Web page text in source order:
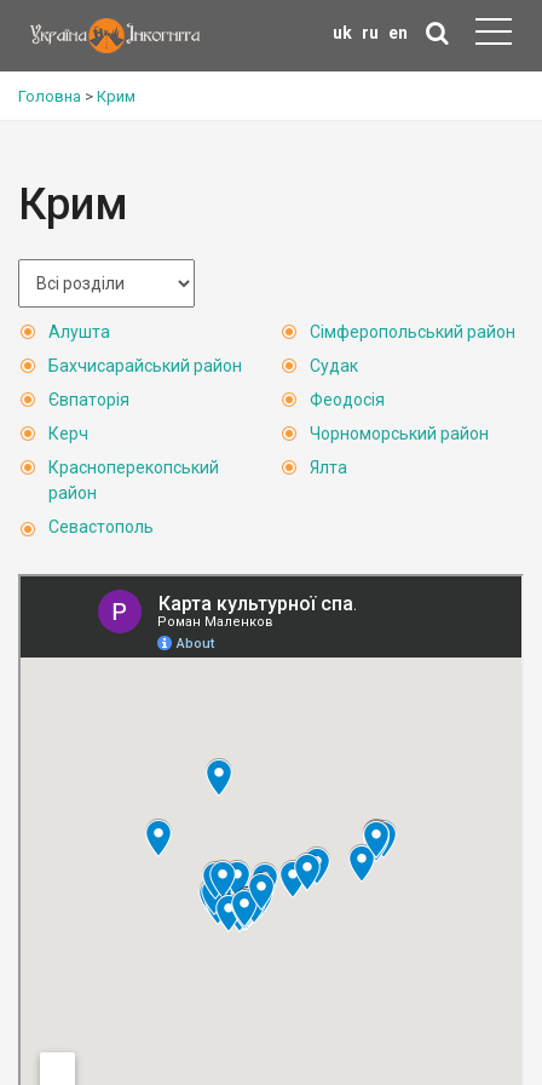
uk ru en
Головна > Крим
Крим
Алушта
Бахчисарайський район
Євпаторія
Керч
Красноперекопський
район
Севастополь
Сімферопольський район
Судак
Феодосія
Чорноморський район
Ялта